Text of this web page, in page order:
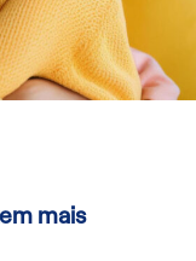
mais